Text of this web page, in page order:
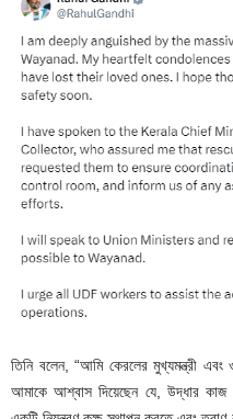
তিনি বলেন, “আমি কেরলের মুখ্যমন্ত্রী এবং
আমাকে আশ্বাস দিয়েছেন যে, উদ্ধার কাজ